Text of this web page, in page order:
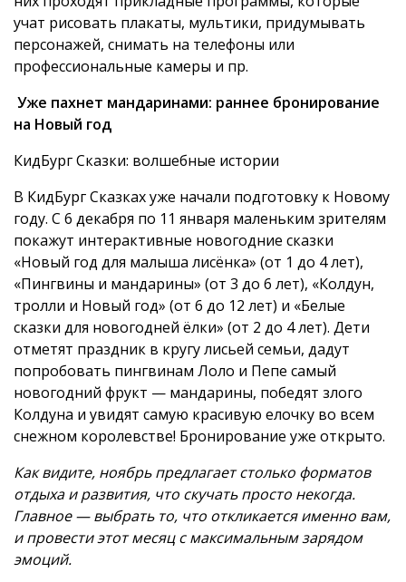
учат рисовать плакаты, мультики, придумывать
персонажей, снимать на телефоны или
профессиональные камеры и пр.
Уже пахнет мандаринами: раннее бронирование
на Новый год
КидБург Сказки: волшебные истории
В КидБург Сказках уже начали подготовку к Новому
году. С 6 декабря по 11 января маленьким зрителям
покажут интерактивные новогодние сказки
«Новый год для малыша лисёнка» (от 1 до 4 лет),
«Пингвины и мандарины» (от 3 до 6 лет), «Колдун,
тролли и Новый год» (от 6 до 12 лет) и «Белые
сказки для новогодней ёлки» (от 2 до 4 лет). Дети
отметят праздник в кругу лисьей семьи, дадут
попробовать пингвинам Лоло и Пепе самый
новогодний фрукт — мандарины, победят злого
Колдуна и увидят самую красивую елочку во всем
снежном королевстве! Бронирование уже открыто.
Как видите, ноябрь предлагает столько форматов
отдыха и развития, что скучать просто некогда.
Главное — выбрать то, что откликается именно вам,
и провести этот месяц с максимальным зарядом
эмоций.